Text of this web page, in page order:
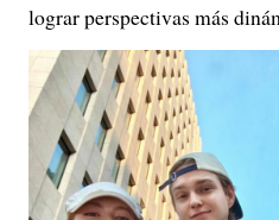
lograr perspectivas más